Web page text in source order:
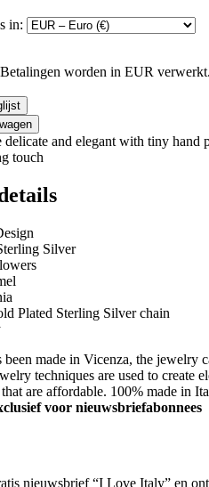
in:
worden in EUR verwerkt.
and elegant with tiny
touch
Silver
Plated Sterling Silver chain
made in Vicenza, the
techniques are used to create
are affordable. 100% made in
voor nieuwsbriefabonnees
nieuwsbrief “I Love Italy” en